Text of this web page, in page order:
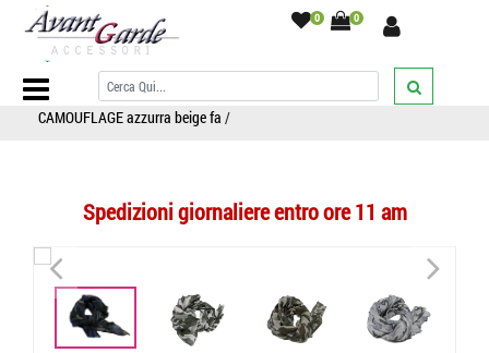
0 0
Home Page/SCIARPE/Sciarpe fantasia/mimetico/camouflage/
FOULARD fantasia mimetica KEFIA MIMETICA VINTAGE USA
CAMOUFLAGE azzurra beige fa /
Spedizioni giornaliere entro ore 11 am
< >